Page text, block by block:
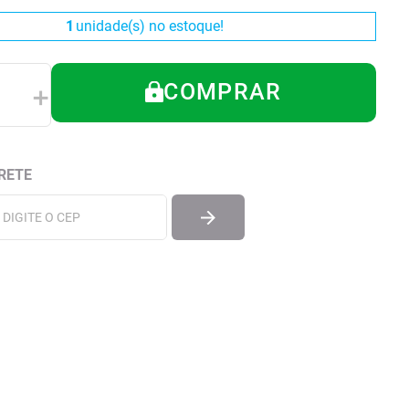
1 unidade(s) no estoque!
＋ COMPRAR